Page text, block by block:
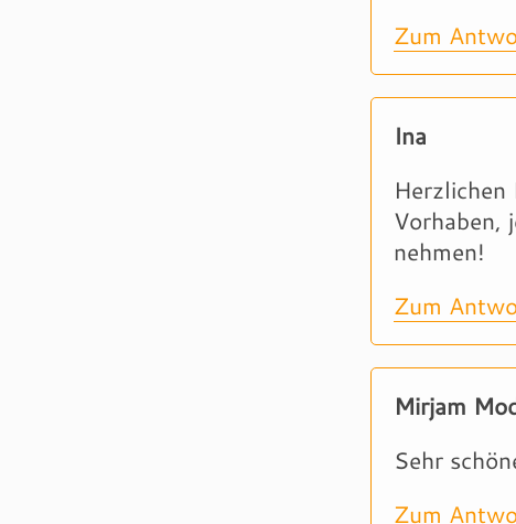
Zum
Ina
Vorhaben,
nehmen!
Zum
Mirjam
Sehr
Zum